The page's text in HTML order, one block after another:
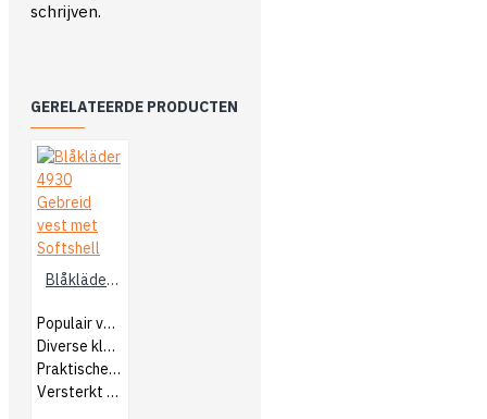
schrijven.
GERELATEERDE PRODUCTEN
Blåkläder 4930 Gebreid vest met Softshell
Populair vest
Diverse kleurcombinaties
Praktische zakken
Versterkt met Softshell